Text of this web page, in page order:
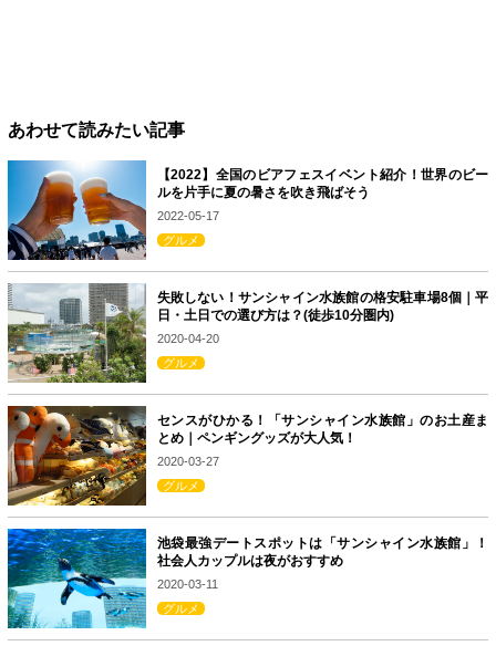
あわせて読みたい記事
【2022】全国のビアフェスイベント紹介！世界のビー
ルを片手に夏の暑さを吹き飛ばそう
2022-05-17
グルメ
失敗しない！サンシャイン水族館の格安駐車場8個｜平
日・土日での選び方は？(徒歩10分圏内)
2020-04-20
グルメ
センスがひかる！「サンシャイン水族館」のお土産ま
とめ｜ペンギングッズが大人気！
2020-03-27
グルメ
池袋最強デートスポットは「サンシャイン水族館」！
社会人カップルは夜がおすすめ
2020-03-11
グルメ